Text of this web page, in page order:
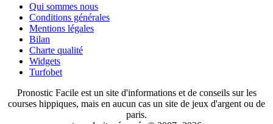
Qui sommes nous
Conditions générales
Mentions légales
Bilan
Charte qualité
Widgets
Turfobet
Pronostic Facile est un site d'informations et de conseils sur les
courses hippiques, mais en aucun cas un site de jeux d'argent ou de
paris.